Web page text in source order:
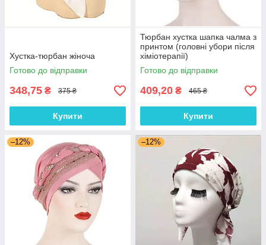
Хустка-тюрбан жіноча
Готово до відправки
348,75 ₴ 375 ₴
Купити
Тюрбан хустка шапка чалма з
принтом (головні убори після
хіміотерапії)
Готово до відправки
409,20 ₴ 465 ₴
Купити
–12% –12%